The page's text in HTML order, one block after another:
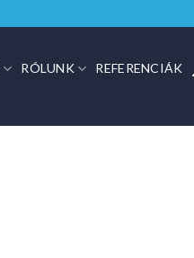
RÓLUNK REFERENCIÁK